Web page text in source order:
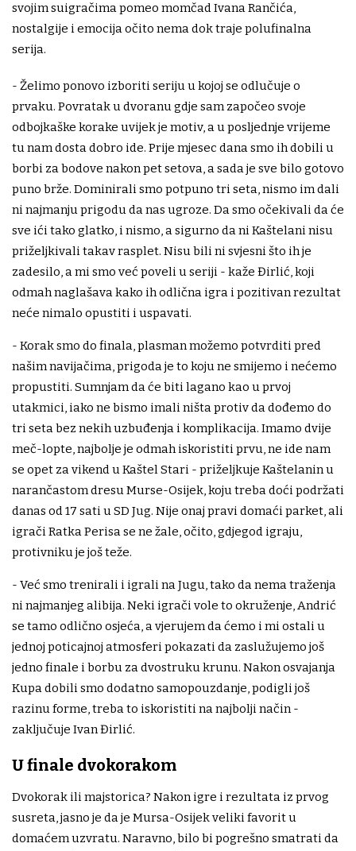
svojim suigračima pomeo momčad Ivana Rančića,
nostalgije i emocija očito nema dok traje polufinalna
serija.
- Želimo ponovo izboriti seriju u kojoj se odlučuje o
prvaku. Povratak u dvoranu gdje sam započeo svoje
odbojkaške korake uvijek je motiv, a u posljednje vrijeme
tu nam dosta dobro ide. Prije mjesec dana smo ih dobili u
borbi za bodove nakon pet setova, a sada je sve bilo gotovo
puno brže. Dominirali smo potpuno tri seta, nismo im dali
ni najmanju prigodu da nas ugroze. Da smo očekivali da će
sve ići tako glatko, i nismo, a sigurno da ni Kaštelani nisu
priželjkivali takav rasplet. Nisu bili ni svjesni što ih je
zadesilo, a mi smo već poveli u seriji - kaže Đirlić, koji
odmah naglašava kako ih odlična igra i pozitivan rezultat
neće nimalo opustiti i uspavati.
- Korak smo do finala, plasman možemo potvrditi pred
našim navijačima, prigoda je to koju ne smijemo i nećemo
propustiti. Sumnjam da će biti lagano kao u prvoj
utakmici, iako ne bismo imali ništa protiv da dođemo do
tri seta bez nekih uzbuđenja i komplikacija. Imamo dvije
meč-lopte, najbolje je odmah iskoristiti prvu, ne ide nam
se opet za vikend u Kaštel Stari - priželjkuje Kaštelanin u
narančastom dresu Murse-Osijek, koju treba doći podržati
danas od 17 sati u SD Jug. Nije onaj pravi domaći parket, ali
igrači Ratka Perisa se ne žale, očito, gdjegod igraju,
protivniku je još teže.
- Već smo trenirali i igrali na Jugu, tako da nema traženja
ni najmanjeg alibija. Neki igrači vole to okruženje, Andrić
se tamo odlično osjeća, a vjerujem da ćemo i mi ostali u
jednoj poticajnoj atmosferi pokazati da zaslužujemo još
jedno finale i borbu za dvostruku krunu. Nakon osvajanja
Kupa dobili smo dodatno samopouzdanje, podigli još
razinu forme, treba to iskoristiti na najbolji način -
zaključuje Ivan Đirlić.
U finale dvokorakom
Dvokorak ili majstorica? Nakon igre i rezultata iz prvog
susreta, jasno je da je Mursa-Osijek veliki favorit u
domaćem uzvratu. Naravno, bilo bi pogrešno smatrati da